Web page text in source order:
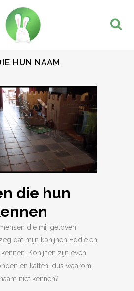
HUN NAAM
die hun
die mij geloven
dat mijn konijnen Eddie en
kennen. Konijnen zijn even
en katten, dus waarom
niet kennen?